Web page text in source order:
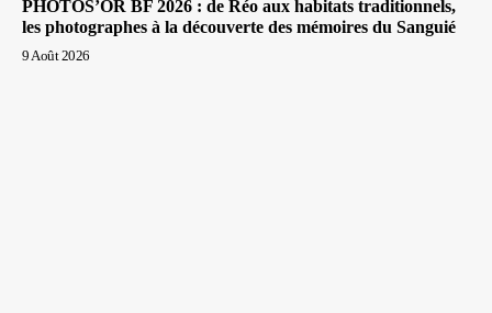
PHOTOS’OR BF 2026 : de Réo aux habitats traditionnels,
les photographes à la découverte des mémoires du Sanguié
9 Août 2026